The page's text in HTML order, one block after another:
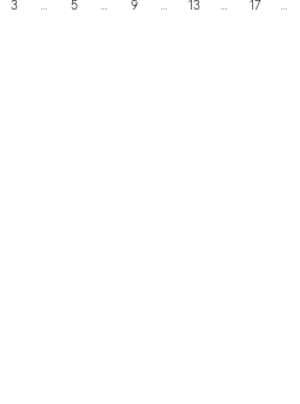
3 … 5 … 9 … 13 … 17 …